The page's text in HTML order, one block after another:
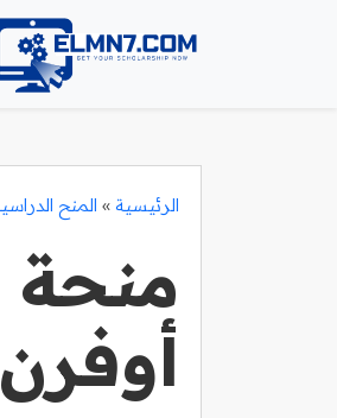
الرئيسية » المنح
منحة
أوفرن